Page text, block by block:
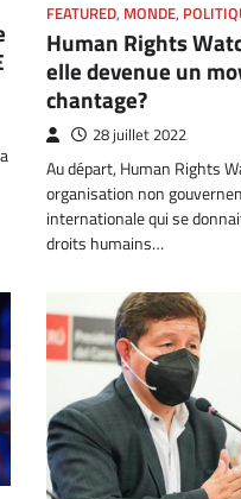
FEATURED, MONDE,
Human Rights
elle devenue un
chantage?
28 juillet 2022
Au départ, Human Rights
organisation non
internationale qui se
droits humains…